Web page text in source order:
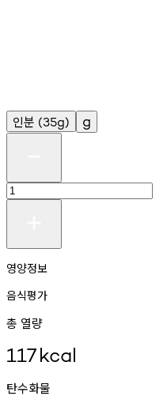
인분 (35g) g
영양정보
음식평가
총 열량
117kcal
탄수화물